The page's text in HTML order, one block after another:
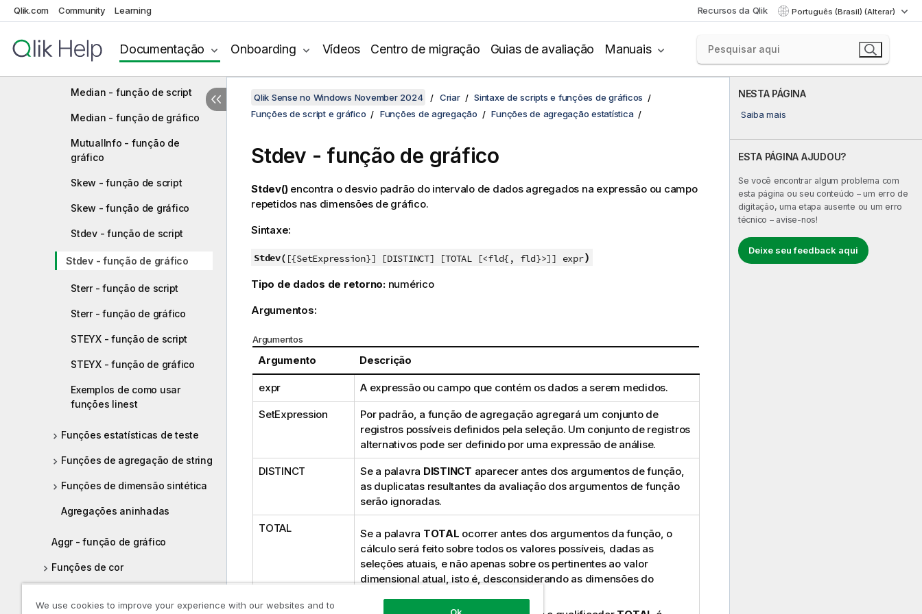
Qlik.com Community Learning Recursos da Qlik Português (Brasil) (Alterar)
Documentação Onboarding Vídeos Centro de migração Guias de avaliação Manuais
LINEST_SSRESID - função de
LINEST_SSRESID - função de
Median - função de script
Median - função de gráfico
MutualInfo - função de
gráfico
Skew - função de script
Skew - função de gráfico
Stdev - função de script
Stdev - função de gráfico
Sterr - função de script
Sterr - função de gráfico
STEYX - função de script
STEYX - função de gráfico
Exemplos de como usar
funções linest
Funções estatísticas de teste
Funções de agregação de string
Funções de dimensão sintética
Agregações aninhadas
Aggr - função de gráfico
Funções de cor
NESTA PÁGINA
Saiba mais
ESTA PÁGINA AJUDOU?
Se você encontrar algum problema com
esta página ou seu conteúdo – um erro de
digitação, uma etapa ausente ou um erro
técnico – avise-nos!
Deixe seu feedback aqui
Qlik Sense no Windows November 2024 Criar
Sintaxe de scripts e funções de gráficos
Funções de script e gráfico
Funções de agregação Funções de agregação estatística
Stdev - função de gráfico
Stdev()encontra o desvio padrão do intervalo de dados agregados na expressão ou campo
repetidos nas dimensões de gráfico.
Sintaxe:
Stdev( [{SetExpression}] [DISTINCT] [TOTAL [<fld{, fld}>]] expr)
Tipo de dados de retorno: numérico
Argumentos:
Argumentos
Argumento Descrição
expr A expressão ou campo que contém os dados a serem medidos.
SetExpression
Por padrão, a função de agregação agregará um conjunto de
registros possíveis definidos pela seleção. Um conjunto de registros
alternativos pode ser definido por uma expressão de análise.
DISTINCT Se a palavra DISTINCT aparecer antes dos argumentos de função,
as duplicatas resultantes da avaliação dos argumentos de função
serão ignoradas.
TOTAL Se a palavra TOTAL ocorrer antes dos argumentos da função, o
cálculo será feito sobre todos os valores possíveis, dadas as
seleções atuais, e não apenas sobre os pertinentes ao valor
dimensional atual, isto é, desconsiderando as dimensões do
We use cookies to improve your experience with our websites and to